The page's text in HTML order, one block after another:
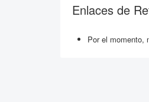
Enlaces de
Por el momento,